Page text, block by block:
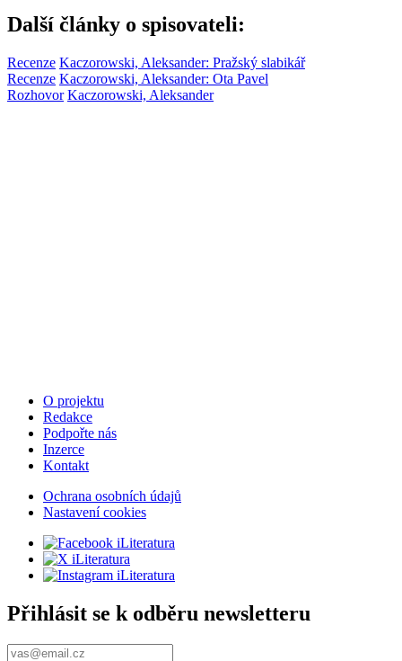
Další články o spisovateli:
Recenze Kaczorowski, Aleksander: Pražský slabikář
Recenze Kaczorowski, Aleksander: Ota Pavel
Rozhovor Kaczorowski, Aleksander
O projektu
Redakce
Podpořte nás
Inzerce
Kontakt
Ochrana osobních údajů
Nastavení cookies
Přihlásit se k odběru newsletteru